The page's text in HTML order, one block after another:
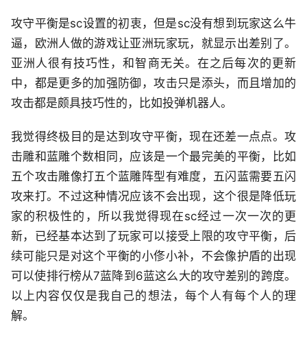
攻守平衡是sc设置的初衷，但是sc没有想到玩家这么牛
逼，欧洲人做的游戏让亚洲玩家玩，就显示出差别了。
亚洲人很有技巧性，和智商无关。在之后每次的更新
中，都是更多的加强防御，攻击只是添头，而且增加的
攻击都是颇具技巧性的，比如投弹机器人。
我觉得终极目的是达到攻守平衡，现在还差一点点。攻
击雕和蓝雕个数相同，应该是一个最完美的平衡，比如
五个攻击雕像打五个蓝雕阵型有难度，五闪蓝需要五闪
攻来打。不过这种情况应该不会出现，这个很是降低玩
家的积极性的，所以我觉得现在sc经过一次一次的更
新，已经基本达到了玩家可以接受上限的攻守平衡，后
续可能只是对这个平衡的小俢小补，不会像护盾的出现
可以使排行榜从7蓝降到6蓝这么大的攻守差别的跨度。
以上内容仅仅是我自己的想法，每个人有每个人的理
解。